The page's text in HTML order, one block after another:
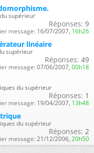
supérieur
Réponses: 9
message: 16/07/2007, 16h26
linéaire
supérieur
Réponses: 49
message: 07/06/2007, 00h18
du supérieur
Réponses: 1
message: 19/04/2007, 13h48
du supérieur
Réponses: 2
message: 21/12/2006, 20h50